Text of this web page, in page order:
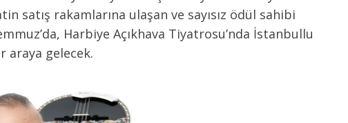
satış rakamlarına ulaşan ve sayısız ödül sahibi
Harbiye Açıkhava Tiyatrosu’nda İstanbullu
araya gelecek.